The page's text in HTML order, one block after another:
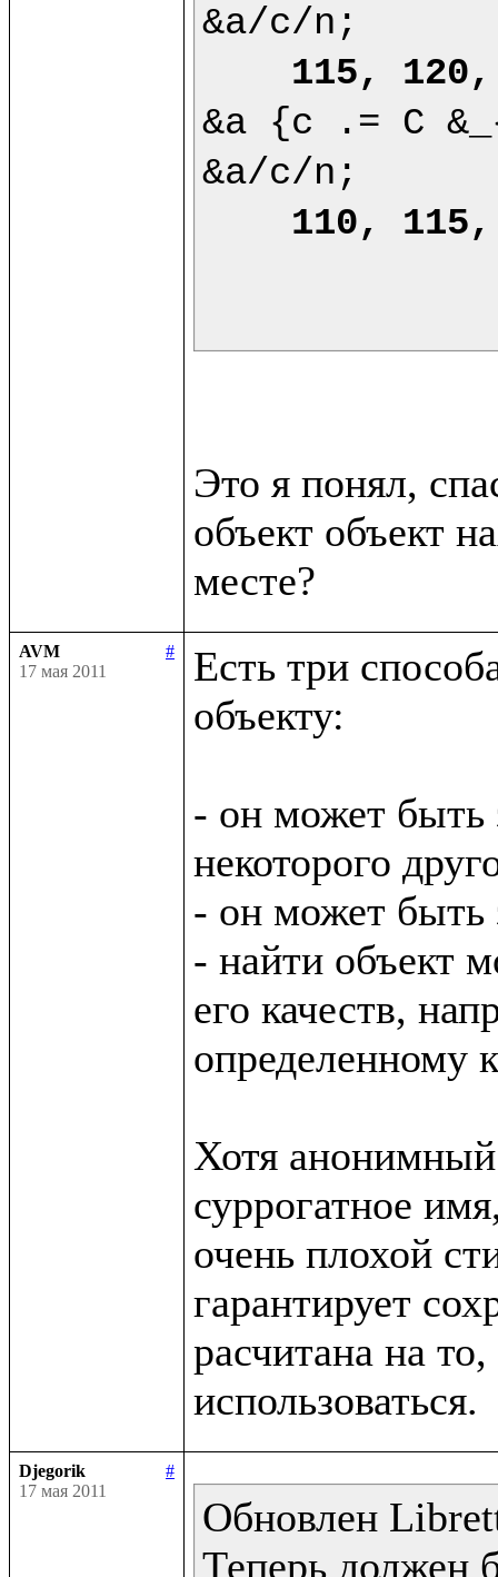
&a/c/n;
115,
&a {c .= C
&a/c/n;
110,
Это я понял,
объект объект
AVM
#
17 мая 2011
Есть три
объекту:
- он может быть
некоторого
- он может быть
- найти объект
его качеств,
определенному
Хотя анонимный
суррогатное
очень плохой
гарантирует
расчитана на
Djegorik
#
17 мая 2011
Обновлен
Теперь должен